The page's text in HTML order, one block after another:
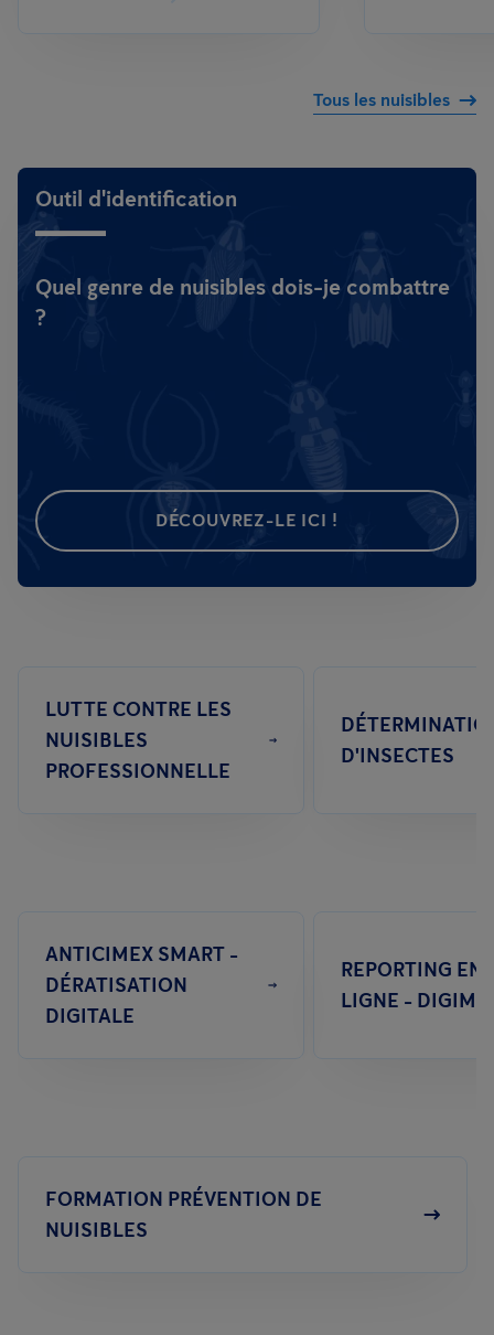
Tous les nuisibles
Outil d'identification
Quel genre de nuisibles dois-je combattre
?
DÉCOUVREZ-LE ICI !
LUTTE CONTRE LES
NUISIBLES
PROFESSIONNELLE
D'INSECTES
ANTICIMEX SMART -
DÉRATISATION
DIGITALE
REPORTING EN
LIGNE -
FORMATION PRÉVENTION DE
NUISIBLES